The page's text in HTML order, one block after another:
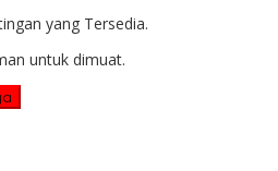
yang Tersedia.
untuk dimuat.